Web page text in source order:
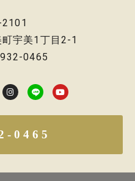
宇美1丁目2-1
0465
0465